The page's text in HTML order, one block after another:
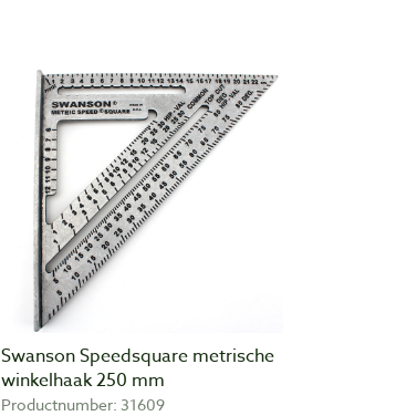
Swanson Speedsquare metrische
winkelhaak 250 mm
Productnumber: 31609